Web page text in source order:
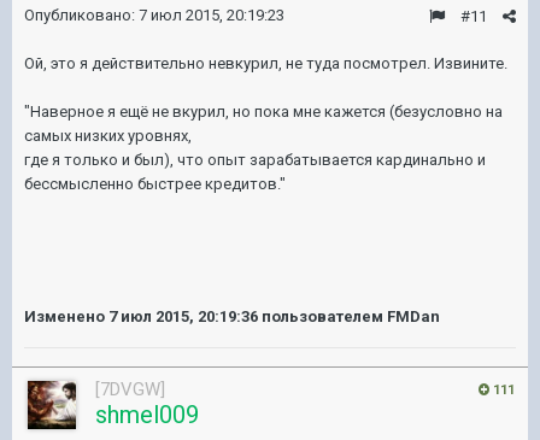
#11
Опубликовано: 7 июл 2015, 20:19:23
Ой, это я действительно невкурил, не туда посмотрел. Извините.
"Наверное я ещё не вкурил, но пока мне кажется (безусловно на
самых низких уровнях,
где я только и был), что опыт зарабатывается кардинально и
бессмысленно быстрее кредитов."
Изменено 7 июл 2015, 20:19:36 пользователем FMDan
111
[7DVGW]
shmel009